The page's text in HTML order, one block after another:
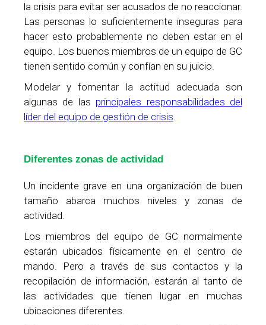
la crisis para evitar ser acusados de no reaccionar.
Las personas lo suficientemente inseguras para
hacer esto probablemente no deben estar en el
equipo. Los buenos miembros de un equipo de GC
tienen sentido común y confían en su juicio.
Modelar y fomentar la actitud adecuada son
algunas de las principales responsabilidades del
líder del equipo de gestión de crisis.
Diferentes zonas de actividad
Un incidente grave en una organización de buen
tamaño abarca muchos niveles y zonas de
actividad.
Los miembros del equipo de GC normalmente
estarán ubicados físicamente en el centro de
mando. Pero a través de sus contactos y la
recopilación de información, estarán al tanto de
las actividades que tienen lugar en muchas
ubicaciones diferentes.